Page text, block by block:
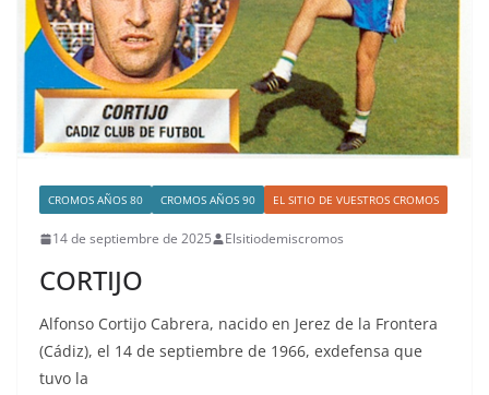
CROMOS AÑOS 80 CROMOS AÑOS 90 EL SITIO DE VUESTROS CROMOS
14 de septiembre de 2025 Elsitiodemiscromos
CORTIJO
Alfonso Cortijo Cabrera, nacido en Jerez de la Frontera
(Cádiz), el 14 de septiembre de 1966, exdefensa que
tuvo la